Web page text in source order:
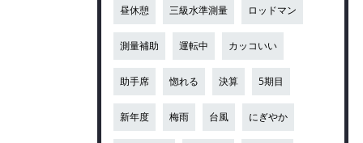
昼休憩 三級水準測量 ロッドマン
測量補助 運転中 カッコいい
助手席 惚れる 決算 5期目
新年度 梅雨 台風 にぎやか